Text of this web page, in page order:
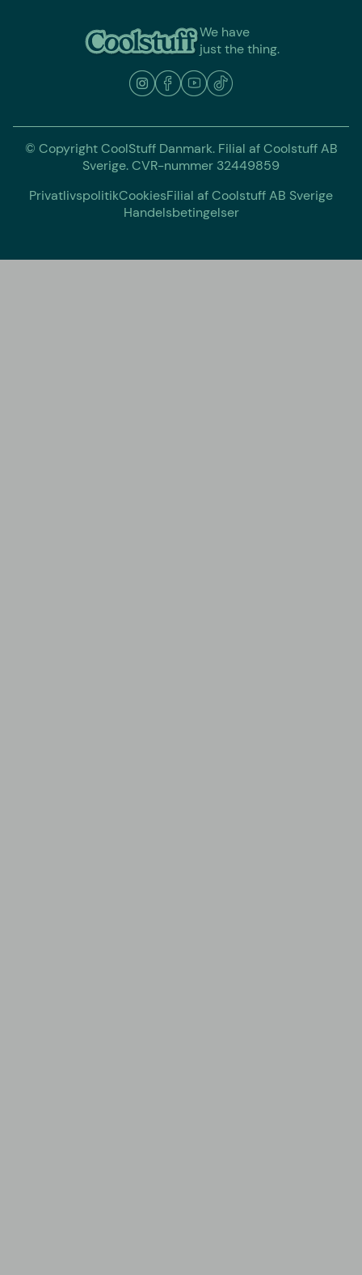
We have
just the thing.
© Copyright CoolStuff Danmark. Filial af Coolstuff AB
Sverige. CVR-nummer 32449859
PrivatlivspolitikCookiesFilial af Coolstuff AB Sverige
Handelsbetingelser